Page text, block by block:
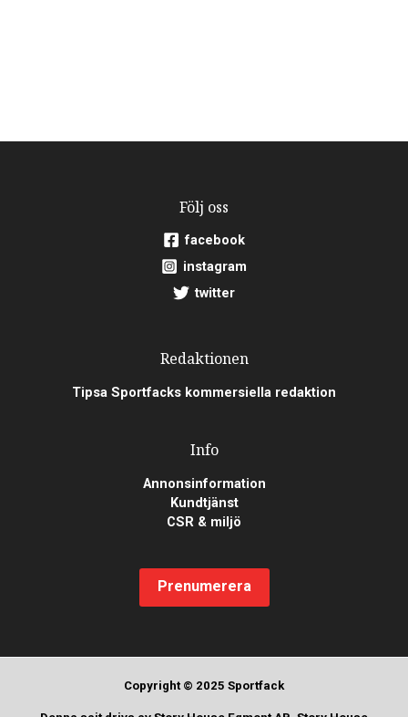
Följ oss
facebook
instagram
twitter
Redaktionen
Tipsa Sportfacks kommersiella redaktion
Info
Annonsinformation
Kundtjänst
CSR & miljö
Prenumerera
Copyright © 2025 Sportfack